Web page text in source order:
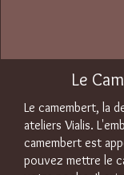
Le
Le camembert, la
ateliers Vialis.
camembert est
pouvez mettre le